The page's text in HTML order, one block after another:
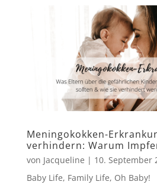
Meningokokken-
verhindern: Warum
von Jacqueline | 10. September
Baby Life, Family Life, Oh Baby!